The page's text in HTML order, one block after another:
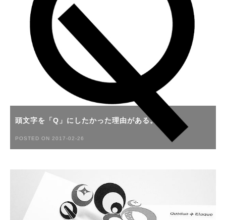
頭文字を「Q」にしたかった理由がある。
POSTED ON 2017-02-26